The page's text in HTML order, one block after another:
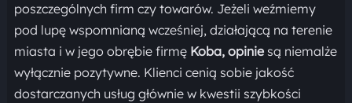
poszczególnych firm czy towarów. Jeżeli weźmiemy
pod lupę wspomnianą wcześniej, działającą na terenie
miasta i w jego obrębie firmę Koba, opiniesą niemalże
wyłącznie pozytywne. Klienci cenią sobie jakość
dostarczanych usług głównie w kwestii szybkości